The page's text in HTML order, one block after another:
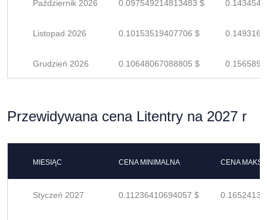
Październik 2026 0.097549214813483 $
Listopad 2026 0.10153519407706 $
Grudzień 2026 0.10648067088805 $
Przewidywana cena Litentry na 2027 r
MIESIĄC CENA MINIMALNA CENA
Styczeń 2027 0.11236410694057 $